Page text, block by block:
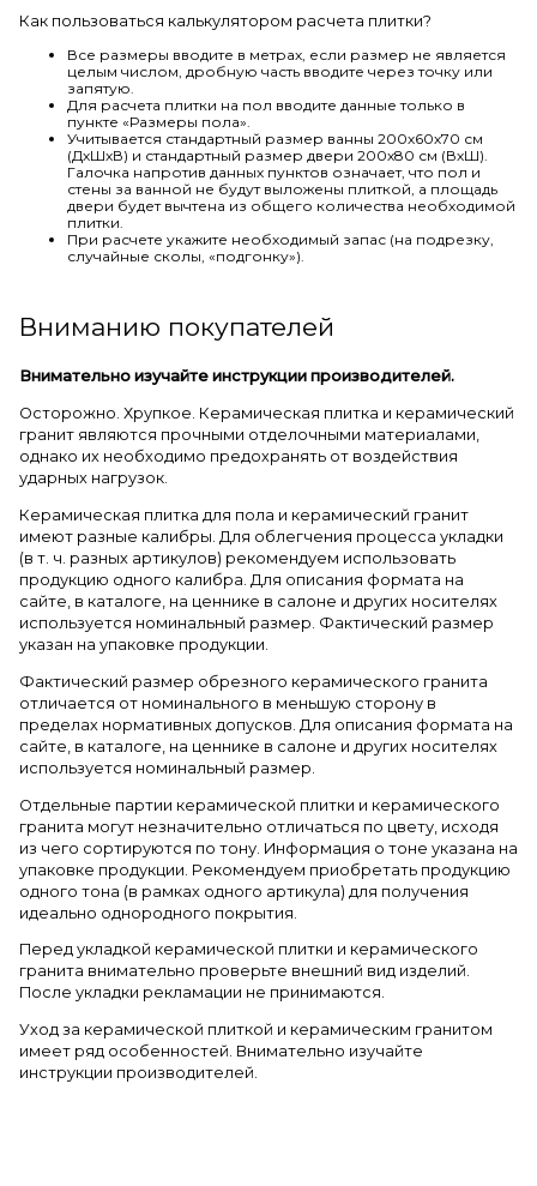
Как пользоваться калькулятором расчета плитки?
Все размеры вводите в метрах, если размер не является
целым числом, дробную часть вводите через точку или
запятую.
Для расчета плитки на пол вводите данные только в
пункте «Размеры пола».
Учитывается стандартный размер ванны 200х60х70 см
(ДхШхВ) и стандартный размер двери 200х80 см (ВхШ).
Галочка напротив данных пунктов означает, что пол и
стены за ванной не будут выложены плиткой, а площадь
двери будет вычтена из общего количества необходимой
плитки.
При расчете укажите необходимый запас (на подрезку,
случайные сколы, «подгонку»).
Вниманию покупателей
Внимательно изучайте инструкции производителей.
Осторожно. Хрупкое. Керамическая плитка и керамический
гранит являются прочными отделочными материалами,
однако их необходимо предохранять от воздействия
ударных нагрузок.
Керамическая плитка для пола и керамический гранит
имеют разные калибры. Для облегчения процесса укладки
(в т. ч. разных артикулов) рекомендуем использовать
продукцию одного калибра. Для описания формата на
сайте, в каталоге, на ценнике в салоне и других носителях
используется номинальный размер. Фактический размер
указан на упаковке продукции.
Фактический размер обрезного керамического гранита
отличается от номинального в меньшую сторону в
пределах нормативных допусков. Для описания формата на
сайте, в каталоге, на ценнике в салоне и других носителях
используется номинальный размер.
Отдельные партии керамической плитки и керамического
гранита могут незначительно отличаться по цвету, исходя
из чего сортируются по тону. Информация о тоне указана на
упаковке продукции. Рекомендуем приобретать продукцию
одного тона (в рамках одного артикула) для получения
идеально однородного покрытия.
Перед укладкой керамической плитки и керамического
гранита внимательно проверьте внешний вид изделий.
После укладки рекламации не принимаются.
Уход за керамической плиткой и керамическим гранитом
имеет ряд особенностей. Внимательно изучайте
инструкции производителей.